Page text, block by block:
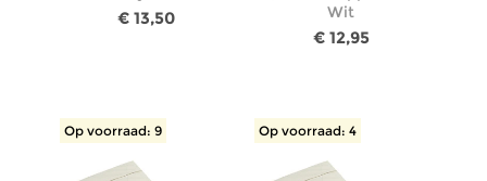
€ 13,50
Wit
€ 12,95
Op voorraad: 9 Op voorraad: 4